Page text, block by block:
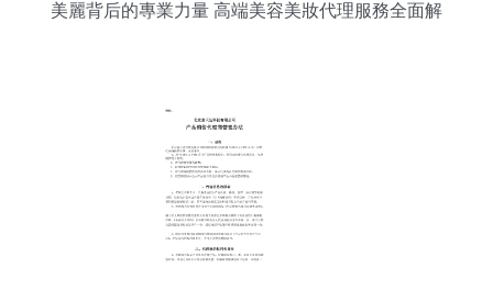
美麗背后的專業力量 高端美容美妝代理服務全面解